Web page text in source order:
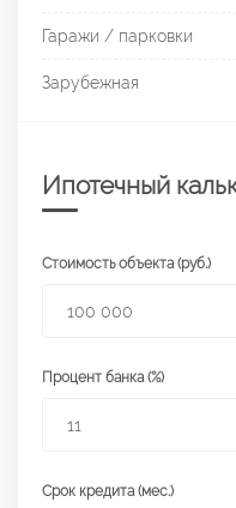
Гаражи / парковки
Зарубежная
Ипотечный
Стоимость объекта (руб.)
Процент банка (%)
Срок кредита (мес.)